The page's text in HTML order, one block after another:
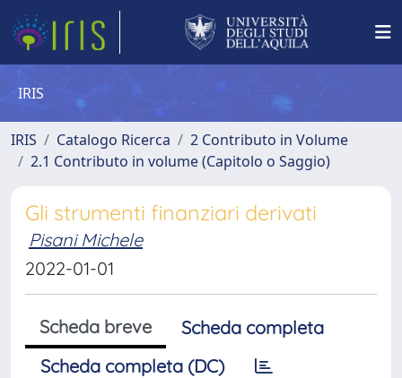
IRIS
IRIS Catalogo Ricerca
2 Contributo in Volume
2.1 Contributo in volume (Capitolo o Saggio)
Gli strumenti finanziari derivati
Pisani Michele
2022-01-01
Scheda breve
Scheda completa
Scheda completa (DC)